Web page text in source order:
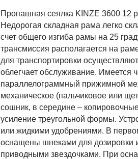
Пропашная сеялка KINZE 3600 12
Недорогая складная рама легко
счет общего изгиба рамы на 25
трансмиссия располагается на
для транспортировки
облегчает обслуживание. Имеется
параллелограммный прижимной
механическое (пальчиковое или
сошник, в середине –
усиление треугольной формы.
или жидкими удобрениями. В
оснащены шнеками для дозировки
приводными звездочками. При